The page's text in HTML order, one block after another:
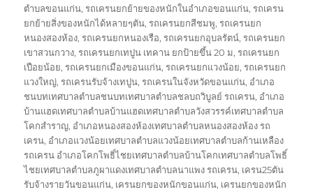
ตำบลขอนแก่น,รถเครนยกย้ายของหนักในอำเภอขอนแก่น,รถเครน
ยกย้ายสิ่งของหนักได้หลายๆตัน,รถเครนยกสีชมพู,รถเครนยก
หนองสองห้อง,รถเครนยกหนองเรือ,รถเครนยกอุบลรัตน์,รถเครนยก
เขาสวนกวาง,รถเครนยกเทปูน เทคาน ยกป้ายขึ้น 20 ม,รถเครนยก
เปือยน้อย,รถเครนยกเมืองขอนแก่น,รถเครนยกแวงน้อย,รถเครนยก
แวงใหญ่,รถเครนรับจ้างเทปูน,รถเครนในจังหวัดขอนแก่น, อำเภอ
ชนบทเทศบาลตำบลชนบทเทศบาลตำบลชลบถวิบูลย์ รถเครน, อำเภอ
บ้านแฮดเทศบาลตำบลบ้านแฮดเทศบาลตำบลวังสวรรค์เทศบาลตำบล
โคกสำราญ, อำเภอหนองสองห้องเทศบาลตำบลหนองสองห้อง รถ
เครน, อำเภอแวงน้อยเทศบาลตำบลแวงน้อยเทศบาลตำบลก้านเหลือง
รถเครน อำเภอโคกโพธิ์ไชยเทศบาลตำบลบ้านโคกเทศบาลตำบลโพธิ์
ไชยเทศบาลตำบลภูผาแดงเทศบาลตำบลนาแพง รถเครน, เครน25ตัน
รับจ้างรายวันขอนแก่น, เครนยกของหนักขอนแก่น, เครนยกของหนัก